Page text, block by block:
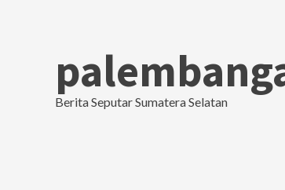
Berita Seputar Sumatera Selatan